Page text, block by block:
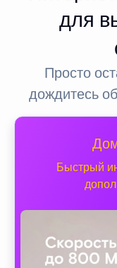
для
Просто
дождитесь
Быстрый